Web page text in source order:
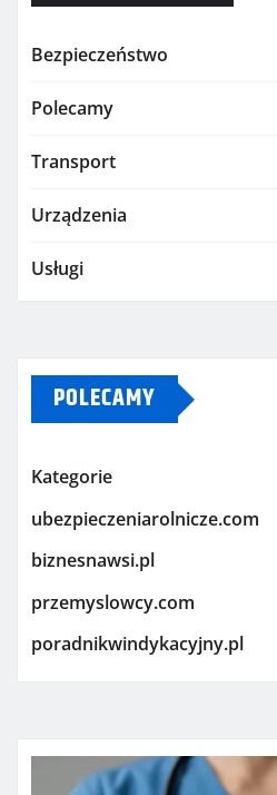
Bezpieczeństwo
Polecamy
Transport
Urządzenia
Usługi
POLECAMY
Kategorie
ubezpieczeniarolnicze.com
biznesnawsi.pl
przemyslowcy.com
poradnikwindykacyjny.pl